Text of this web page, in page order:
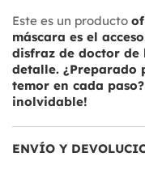
Este es un producto
máscara es el
disfraz de doctor de
detalle. ¿Preparado
temor en cada
inolvidable!
ENVÍO Y